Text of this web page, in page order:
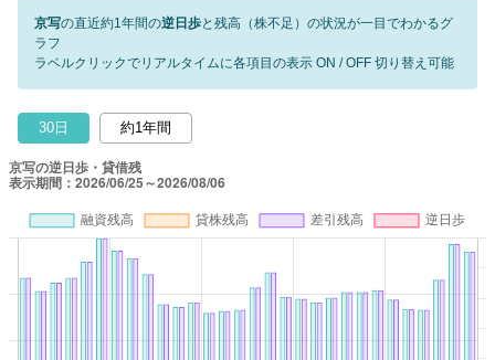
京写の直近約1年間の逆日歩と残高（株不足）の状況が一目でわかるグ
ラフ
ラベルクリックでリアルタイムに各項目の表示 ON / OFF 切り替え可能
30日 約1年間